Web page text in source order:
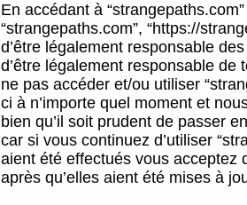
En accédant à
“strangepaths.com”, “https://
d’être légalement responsable
d’être légalement responsable
ne pas accéder et/ou utiliser
ci à n’importe quel moment et
bien qu’il soit prudent de passer
car si vous continuez d’utiliser
aient été effectués vous acceptez
après qu’elles aient été mises à